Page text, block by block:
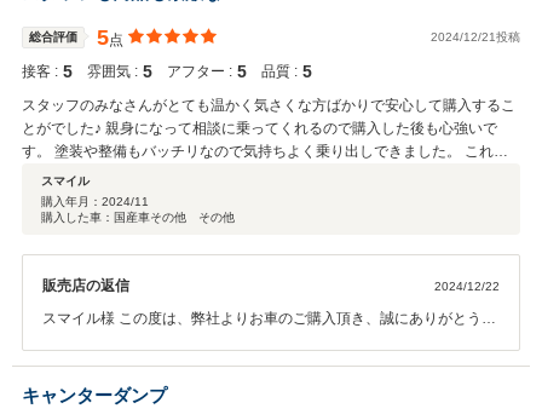
いただいている事を過信せず、もっともっとお客様を満足していただ
ける様日々努力をしてまいります。どうぞよろしくお願いいたしま
す。長いお付き合いができるよう気を引き締めて今後のご対応もさせ
ていただきます。 どうか遠方であろうともお電話などでのお車のご様
子や、お車の以外のお話などでも構いません。 何かにお気づきな点
や、ご質問なございましたらお気軽にご連絡をお願いいたします。ま
たの機会にもどうぞ御ひいきにしてください。宜しくお願いいたしま
総合評価 5点 2024/12/21投稿
接客 : 5 雰囲気 : 5 アフター : 5 品質 : 5
スタッフのみなさんがとても温かく気さくな方ばかりで安心して購入するこ
とがでした♪ 親身になって相談に乗ってくれるので購入した後も心強いで
す。 塗装や整備もバッチリなので気持ちよく乗り出しできました。 これか
らもよろしくお願いします！
スマイル
購入年月： 2024/11
購入した車：国産車その他 その他
販売店の返信 2024/12/22
スマイル様 この度は、弊社よりお車のご購入頂き、誠にありがとうご
方よりご来店頂いた事、またご納車時にもご来店戴き、ありがとうご
ざいました。長時間の運転でお疲れになられたのではないでしょう
か。今後ともどうぞよろしくお願いいたします。また何かございまし
キャンターダンプ